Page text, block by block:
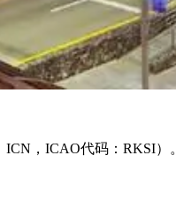
，ICAO代码：RKSI